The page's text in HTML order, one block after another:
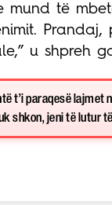
mund të
u shpreh
t’i paraqesë lajmet
shkon, jeni të lutur